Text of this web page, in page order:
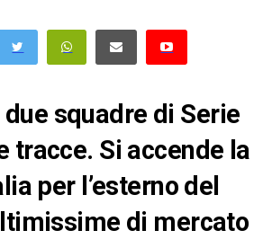
squadre di Serie
tracce. Si accende la
per l’esterno del
di mercato